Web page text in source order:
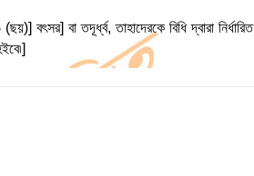
বৎসর] বা তদূর্ধ্ব, তাহাদেরকে বিধি দ্বারা নির্ধারিত